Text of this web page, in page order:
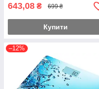
643,08 ₴ 699 ₴
Купити
–12%